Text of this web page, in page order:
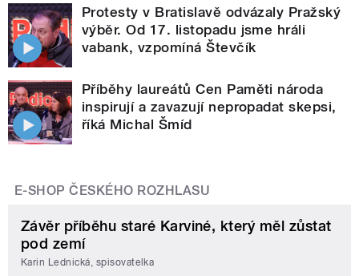
Protesty v Bratislavě odvázaly Pražský
výběr. Od 17. listopadu jsme hráli
vabank, vzpomíná Števčík
Příběhy laureátů Cen Paměti národa
inspirují a zavazují nepropadat skepsi,
říká Michal Šmíd
E-SHOP ČESKÉHO ROZHLASU
Závěr příběhu staré Karviné, který měl zůstat
pod zemí
Karin Lednická, spisovatelka